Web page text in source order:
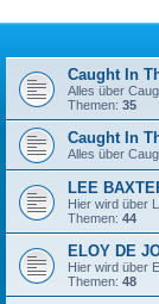
Caught In
Alles über
Themen: 35
Caught In
Alles über
LEE
Hier wird über
Themen: 44
ELOY DE
Hier wird über
Themen: 48